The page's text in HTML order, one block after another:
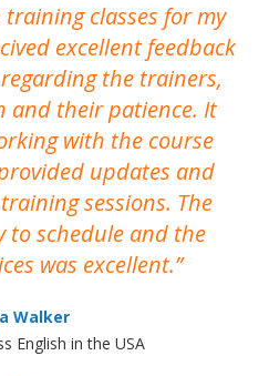
classes for my
excellent feedback
the trainers,
and their patience. It
with the course
updates and
sessions. The
to schedule and the
was excellent.
Walker
English in the USA